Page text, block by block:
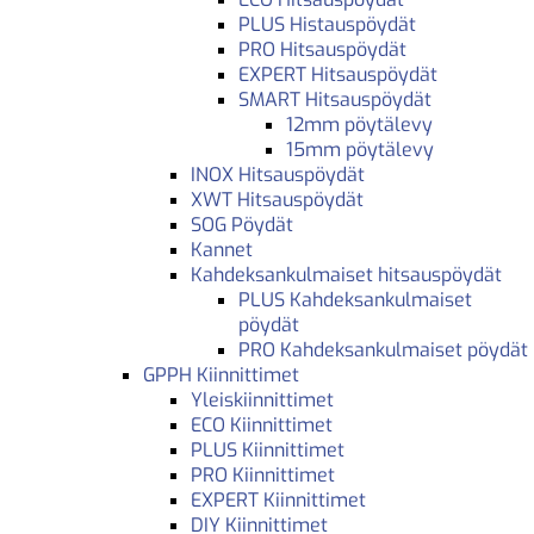
PLUS Histauspöydät
PRO Hitsauspöydät
EXPERT Hitsauspöydät
SMART Hitsauspöydät
12mm pöytälevy
15mm pöytälevy
INOX Hitsauspöydät
XWT Hitsauspöydät
SOG Pöydät
Kannet
Kahdeksankulmaiset hitsauspöydät
PLUS Kahdeksankulmaiset
pöydät
PRO Kahdeksankulmaiset pöydät
GPPH Kiinnittimet
Yleiskiinnittimet
ECO Kiinnittimet
PLUS Kiinnittimet
PRO Kiinnittimet
EXPERT Kiinnittimet
DIY Kiinnittimet